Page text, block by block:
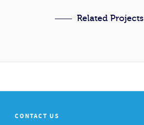
Related Projects
CONTACT US